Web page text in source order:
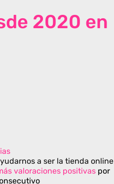
2020 en
a ser la tienda online
valoraciones positivas por